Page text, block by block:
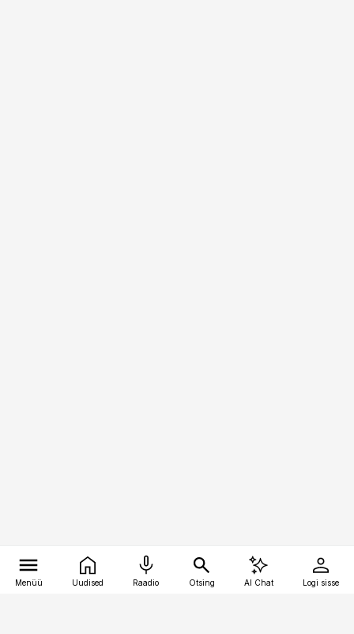
Menüü Uudised Raadio Otsing AI Chat Logi sisse